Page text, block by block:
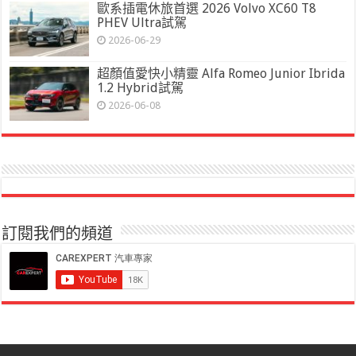
歐系插電休旅首選 2026 Volvo XC60 T8
PHEV Ultra試駕
2026-06-29
超顏值愛快小精靈 Alfa Romeo Junior Ibrida
1.2 Hybrid試駕
2026-06-08
訂閱我們的頻道